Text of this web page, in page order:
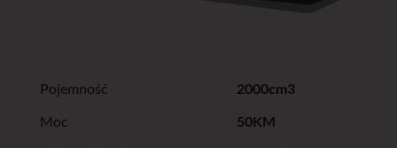
Pojemność
2000cm3
Moc
50KM